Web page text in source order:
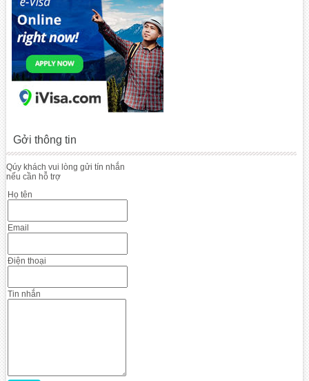
Gởi thông tin
Qúy khách vui lòng gửi tín nhắn
nếu cần hỗ trợ
Họ tên
Email
Điện thoại
Tin nhắn